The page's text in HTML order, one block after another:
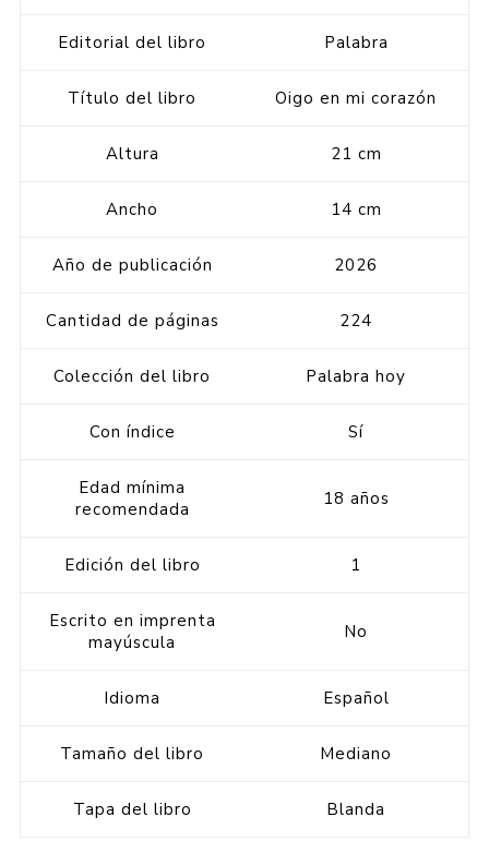
Editorial del libro Palabra
Título del libro Oigo en mi corazón
Altura 21 cm
Ancho 14 cm
Año de publicación 2026
Cantidad de páginas 224
Colección del libro Palabra hoy
Con índice Sí
Edad mínima
recomendada
18 años
Edición del libro 1
Escrito en imprenta
mayúscula
No
Idioma Español
Tamaño del libro Mediano
Tapa del libro Blanda